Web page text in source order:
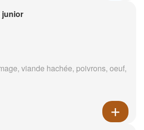
junior
viande hachée, poivrons, oeuf,